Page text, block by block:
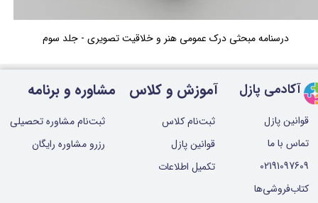
درسنامه مبحثی درک عمومی هنر و خلاقیت تصویری - جلد سوم
مشاوره و برنامه
ثبت‌نام مشاوره تحصیلی
رزرو مشاوره رایگان
آموزش و کلاس
ثبت‌نام کلاس
قوانین پازل
تکمیل اطلاعات
آکادمی پازل
قوانین پازل
تماس با ما
02191097609
کتاب‌فروشی‌ها